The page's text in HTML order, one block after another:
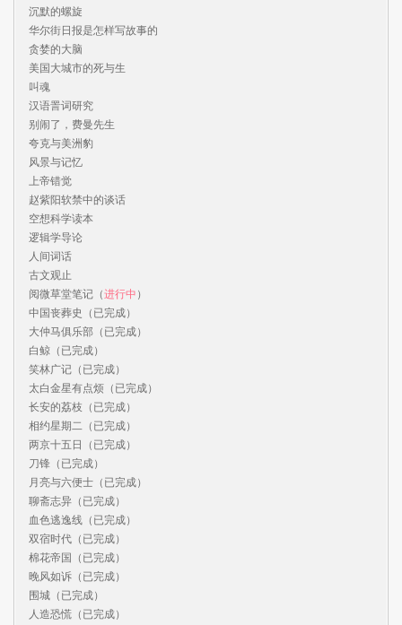
沉默的螺旋
华尔街日报是怎样写故事的
贪婪的大脑
美国大城市的死与生
叫魂
汉语詈词研究
别闹了，费曼先生
夸克与美洲豹
风景与记忆
上帝错觉
赵紫阳软禁中的谈话
空想科学读本
逻辑学导论
人间词话
古文观止
阅微草堂笔记（进行中 ）
中国丧葬史（已完成）
大仲马俱乐部（已完成）
白鲸（已完成）
笑林广记（已完成）
太白金星有点烦（已完成）
长安的荔枝（已完成）
相约星期二（已完成）
两京十五日（已完成）
刀锋（已完成）
月亮与六便士（已完成）
聊斋志异（已完成）
血色逃逸线（已完成）
双宿时代（已完成）
棉花帝国（已完成）
晚风如诉（已完成）
围城（已完成）
人造恐慌（已完成）